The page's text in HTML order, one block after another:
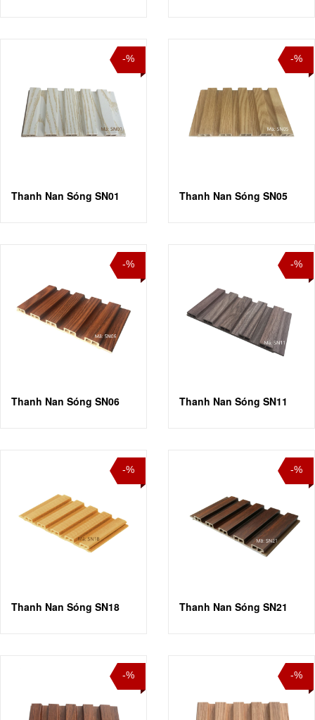
-%
Thanh Nan Sóng SN01
-%
Thanh Nan Sóng SN05
-%
Thanh Nan Sóng SN06
-%
Thanh Nan Sóng SN11
-%
Thanh Nan Sóng SN18
-%
Thanh Nan Sóng SN21
-% -%